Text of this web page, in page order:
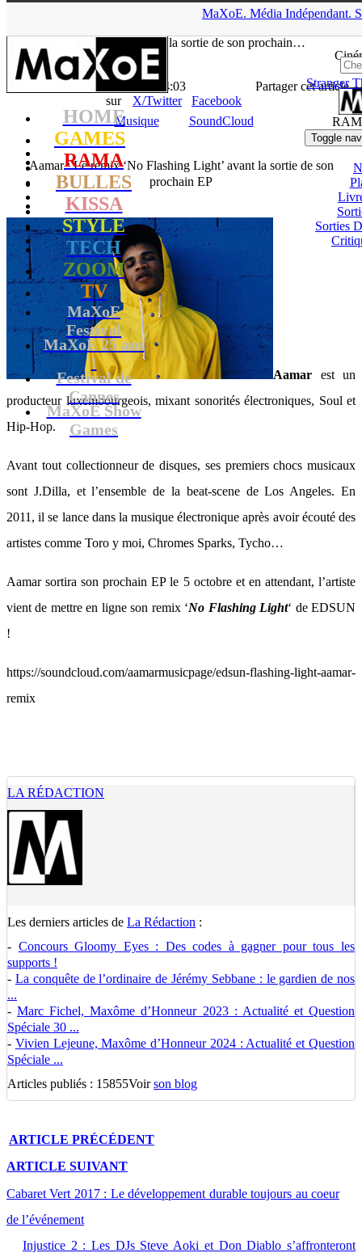
MaXoE. Média Indépendant.
HOME
GAMES
RAMA
BULLES
KISSA
STYLE
TECH
ZOOM
TV
MaXoE
Festival
MaXoE 25 ans
!
Festival de
Cannes
MaXoE Show
Games
Ciné
Stranger
Toggle
Sorties
Flashing Light’ avant la sortie de son prochain…
- 04.08.17, 14:03
Partager cet article
sur
X/Twitter
Facebook
Musique
SoundCloud
Aamar : Le remix ‘No Flashing Light’ avant la sortie de son
prochain EP
Aamar est un
producteur luxembourgeois, mixant sonorités électroniques, Soul et
Hip-Hop.
Avant tout collectionneur de disques, ses premiers chocs musicaux
sont J.Dilla, et l’ensemble de la beat-scene de Los Angeles. En
2011, il se lance dans la musique électronique après avoir écouté des
artistes comme Toro y moi, Chromes Sparks, Tycho…
Aamar sortira son prochain EP le 5 octobre et en attendant, l’artiste
vient de mettre en ligne son remix ‘No Flashing Light‘ de EDSUN
!
https://soundcloud.com/aamarmusicpage/edsun-flashing-light-aamar-
remix
LA RÉDACTION
Les derniers articles de La Rédaction :
- Concours Gloomy Eyes : Des codes à gagner pour tous les
supports !
- La conquête de l’ordinaire de Jérémy Sebbane : le gardien de nos
...
-Marc Fichel, Maxôme d’Honneur 2023 : Actualité et Question
Spéciale 30 ...
- Vivien Lejeune, Maxôme d’Honneur 2024 : Actualité et Question
Spéciale ...
Articles publiés : 15855Voirson blog
ARTICLE PRÉCÉDENT
ARTICLE SUIVANT
Cabaret Vert 2017 : Le développement durable toujours au coeur
de l’événement
Injustice 2 : Les DJs Steve Aoki et Don Diablo s’affronteront